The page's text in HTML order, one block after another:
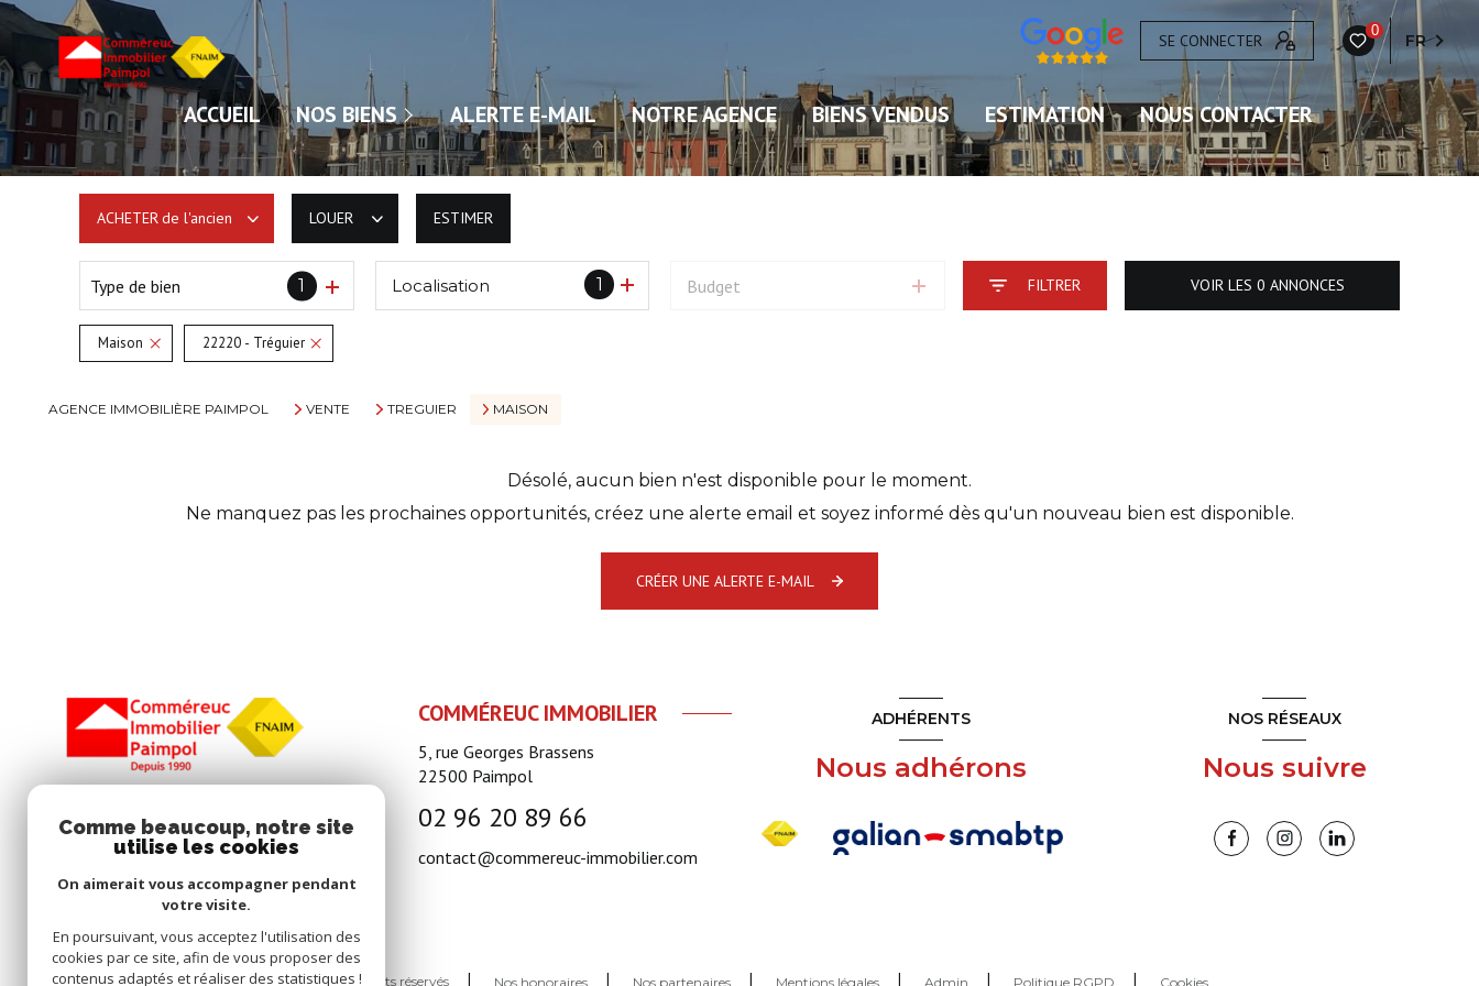
SE CONNECTER
0
FR
ACCUEIL NOS BIENS
NOS VENTES
NOS LOCATIONS
ALERTE E-MAIL NOTRE AGENCE BIENS VENDUS ESTIMATION NOUS CONTACTER
ACHETERde l'ancien
De l'ancien
LOUER
à l'année
ESTIMER
Type de bien 1 1
Localisation Budget FILTRER VOIR LES 0 ANNONCES
Maison 22220 - Tréguier
AGENCE IMMOBILIÈRE PAIMPOL VENTE TREGUIER MAISON
Désolé, aucun bien n'est disponible pour le moment.
Ne manquez pas les prochaines opportunités, créez une alerte email et soyez informé dès qu'un nouveau bien est disponible.
CRÉER UNE ALERTE E-MAIL
COMMÉREUC IMMOBILIER
5, rue Georges Brassens
22500 Paimpol
02 96 20 89 66
contact@commereuc-immobilier.com
ADHÉRENTS
Nous adhérons
NOS RÉSEAUX
Nous suivre
© 2026 | Tous droits réservés Nos honoraires Nos partenaires Mentions légales Admin Politique RGPD Cookies
Comme beaucoup, notre site
utilise les cookies
On aimerait vous accompagner pendant
votre visite.
En poursuivant, vous acceptez l'utilisation des
cookies par ce site, afin de vous proposer des
contenus adaptés et réaliser des statistiques !